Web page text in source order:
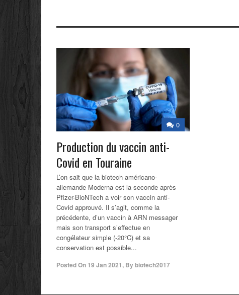
0
Production du vaccin anti-
Covid en Touraine
L’on sait que la biotech américano-
allemande Moderna est la seconde après
Pfizer-BioNTech a voir son vaccin anti-
Covid approuvé. Il s’agit, comme la
précédente, d’un vaccin à ARN messager
mais son transport s’effectue en
congélateur simple (-20°C) et sa
conservation est possible...
Posted On 19 Jan 2021, Bybiotech2017